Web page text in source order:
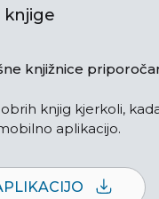
knjige
knjižnice
knjig kjerkoli,
aplikacijo.